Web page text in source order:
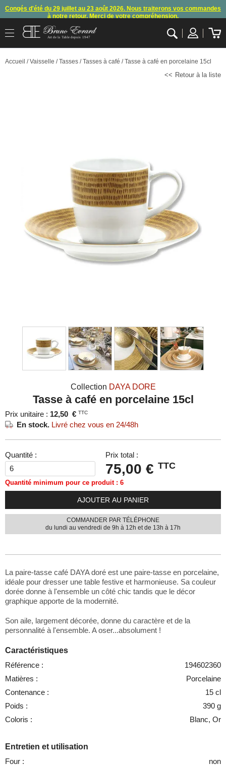
Congés d'été du 29 juillet au 23 août 2026. Nous traiterons vos commandes
à notre retour. Merci de votre compréhension.
Arret des commandes et expéditions. Nous vous donnons rendez-vous à
En raison d'un souci technique, le mode de règlement par carte bancaire et
, merci de nous contacter ou attendre notre
Art de la Table depuis 1947
Accueil /Vaisselle /Tasses /Tasses à café / Tasse à café en porcelaine 15cl
Retour à la liste
Collection DAYA DORE
Tasse à café en porcelaine 15cl
Prix unitaire : 12,50 € TTC
En stock. Livré chez vous en 24/48h
Quantité : Prix total :
75,00 € TTC
Quantité minimum pour ce produit : 6
AJOUTER AU PANIER
COMMANDER PAR TÉLÉPHONE
du lundi au vendredi de 9h à 12h et de 13h à 17h
La paire-tasse café DAYA doré est une paire-tasse en porcelaine,
idéale pour dresser une table festive et harmonieuse. Sa couleur
dorée donne à l'ensemble un côté chic tandis que le décor
graphique apporte de la modernité.
Son aile, largement décorée, donne du caractère et de la
personnalité à l'ensemble. A oser...absolument !
Caractéristiques
Référence :
194602360
Matières :
Porcelaine
Contenance :
15 cl
Poids :
390 g
Coloris :
Blanc, Or
Entretien et utilisation
Four :
non